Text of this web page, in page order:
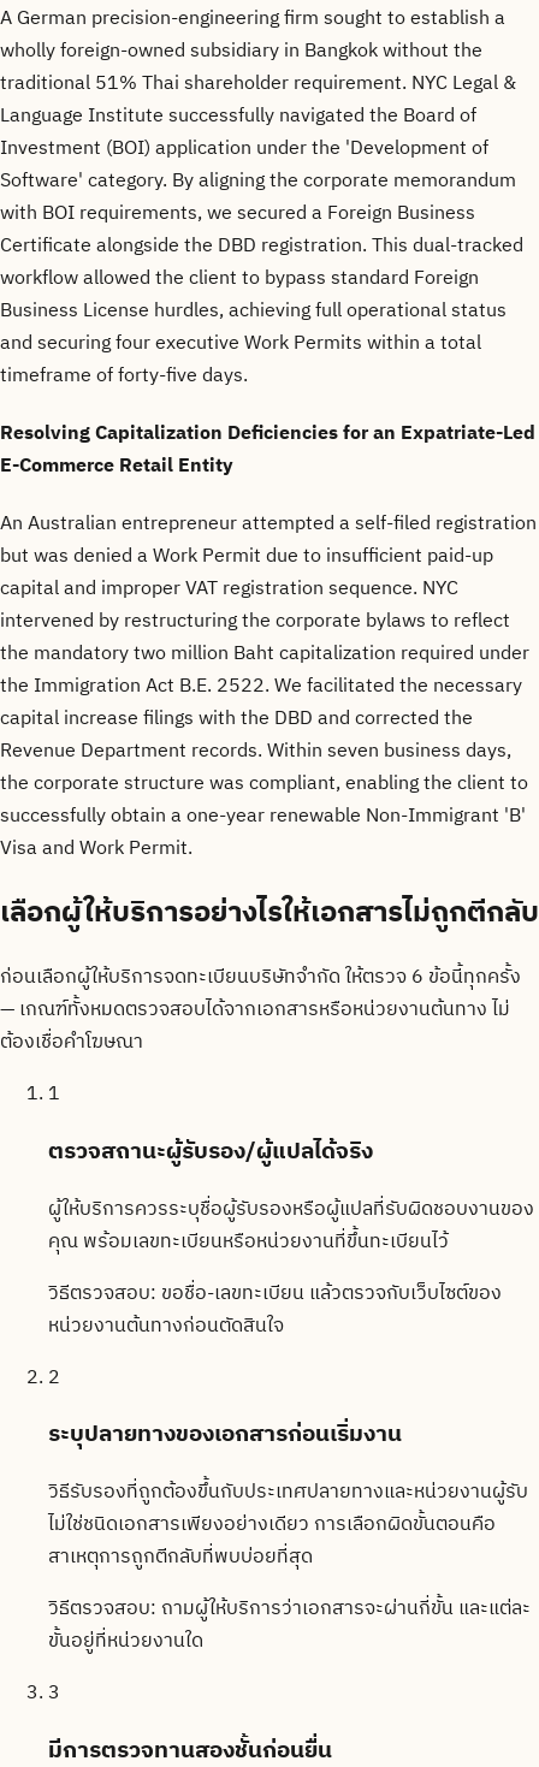
A German precision-engineering firm sought to establish a
wholly foreign-owned subsidiary in Bangkok without the
traditional 51% Thai shareholder requirement. NYC Legal &
Language Institute successfully navigated the Board of
Investment (BOI) application under the 'Development of
Software' category. By aligning the corporate memorandum
with BOI requirements, we secured a Foreign Business
Certificate alongside the DBD registration. This dual-tracked
workflow allowed the client to bypass standard Foreign
Business License hurdles, achieving full operational status
and securing four executive Work Permits within a total
timeframe of forty-five days.
Resolving Capitalization Deficiencies for an Expatriate-Led
E-Commerce Retail Entity
An Australian entrepreneur attempted a self-filed registration
but was denied a Work Permit due to insufficient paid-up
capital and improper VAT registration sequence. NYC
intervened by restructuring the corporate bylaws to reflect
the mandatory two million Baht capitalization required under
the Immigration Act B.E. 2522. We facilitated the necessary
capital increase filings with the DBD and corrected the
Revenue Department records. Within seven business days,
the corporate structure was compliant, enabling the client to
successfully obtain a one-year renewable Non-Immigrant 'B'
Visa and Work Permit.
เลือกผู้ให้บริการอย่างไรให้เอกสารไม่ถูกตีกลับ
ก่อนเลือกผู้ให้บริการจดทะเบียนบริษัทจำกัด ให้ตรวจ 6 ข้อนี้ทุกครั้ง
— เกณฑ์ทั้งหมดตรวจสอบได้จากเอกสารหรือหน่วยงานต้นทาง ไม่
ต้องเชื่อคำโฆษณา
1
ตรวจสถานะผู้รับรอง/ผู้แปลได้จริง
ผู้ให้บริการควรระบุชื่อผู้รับรองหรือผู้แปลที่รับผิดชอบงานของ
คุณ พร้อมเลขทะเบียนหรือหน่วยงานที่ขึ้นทะเบียนไว้
วิธีตรวจสอบ: ขอชื่อ-เลขทะเบียน แล้วตรวจกับเว็บไซต์ของ
หน่วยงานต้นทางก่อนตัดสินใจ
2
ระบุปลายทางของเอกสารก่อนเริ่มงาน
วิธีรับรองที่ถูกต้องขึ้นกับประเทศปลายทางและหน่วยงานผู้รับ
ไม่ใช่ชนิดเอกสารเพียงอย่างเดียว การเลือกผิดขั้นตอนคือ
สาเหตุการถูกตีกลับที่พบบ่อยที่สุด
วิธีตรวจสอบ: ถามผู้ให้บริการว่าเอกสารจะผ่านกี่ขั้น และแต่ละ
ขั้นอยู่ที่หน่วยงานใด
3
มีการตรวจทานสองชั้นก่อนยื่น